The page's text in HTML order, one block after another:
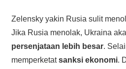
Zelensky yakin Rusia sulit
Jika Rusia menolak, Ukraina
persenjataan lebih besar.
memperketatsanksi ekonomi.